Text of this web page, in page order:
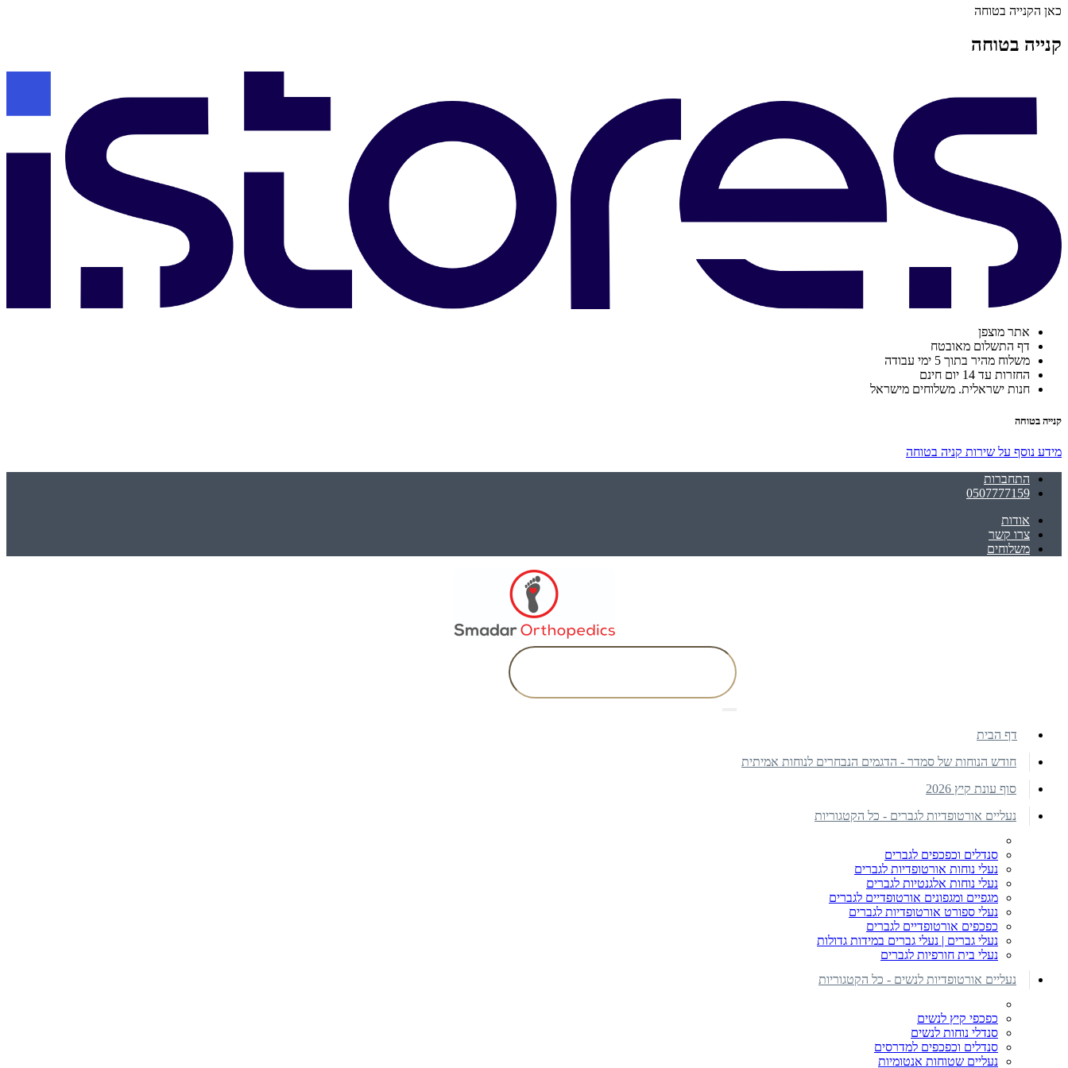
כאן הקנייה בטוחה
קנייה בטוחה
אתר מוצפן
דף התשלום מאובטח
משלוח מהיר בתוך 5 ימי עבודה
החזרות עד 14 יום חינם
חנות ישראלית. משלוחים מישראל
קנייה בטוחה
מידע נוסף על שירות קניה בטוחה
התחברות
0507777159
אודות
צרו קשר
משלוחים
דף הבית
חודש הנוחות של סמדר - הדגמים הנבחרים לנוחות אמיתית
סוף עונת קיץ 2026
נעליים אורטופדיות לגברים - כל הקטגוריות
סנדלים וכפכפים לגברים
נעלי נוחות אורטופדיות לגברים
נעלי נוחות אלגנטיות לגברים
מגפיים ומגפונים אורטופדיים לגברים
נעלי ספורט אורטופדיות לגברים
כפכפים אורטופדיים לגברים
נעלי גברים | נעלי גברים במידות גדולות
נעלי בית חורפיות לגברים
נעליים אורטופדיות לנשים - כל הקטגוריות
כפכפי קיץ לנשים
סנדלי נוחות לנשים
סנדלים וכפכפים למדרסים
נעליים שטוחות אנטומיות